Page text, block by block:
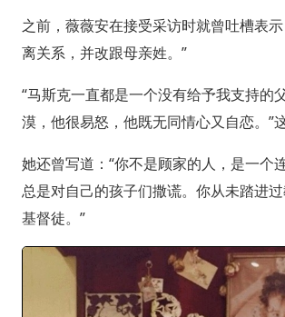
之前，薇薇安在接受采访时就曾吐槽表
离关系，并改跟母亲姓。”
“马斯克一直都是一个没有给予我支持的
漠，他很易怒，他既无同情心又自恋。”
她还曾写道：“你不是顾家的人，是一个
总是对自己的孩子们撒谎。你从未踏进
基督徒。”